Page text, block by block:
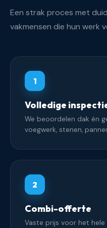
Een strak proces met
vakmensen die hun werk
1
Volledige
We beoordelen dak én
voegwerk, stenen,
2
Combi-offerte
Vaste prijs voor het